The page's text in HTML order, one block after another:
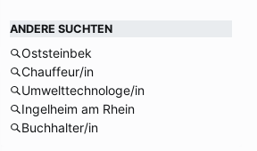
ANDERE SUCHTEN
Oststeinbek
Chauffeur/in
Umwelttechnologe/in
Ingelheim am Rhein
Buchhalter/in